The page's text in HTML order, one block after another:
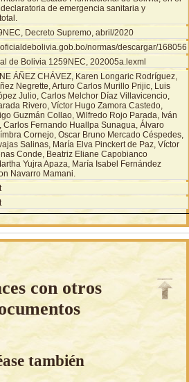
de emergencia sanitaria y
Decreto Supremo, abril/2020
normas/descargar/168056
de Bolivia 1259NEC, 202005a.lexml
ÁÑEZ CHÁVEZ, Karen Longaric Rodríguez,
Negrette, Arturo Carlos Murillo Prijic, Luis
Julio, Carlos Melchor Díaz Villavicencio,
Rivero, Víctor Hugo Zamora Castedo,
Guzmán Collao, Wilfredo Rojo Parada, Iván
Carlos Fernando Huallpa Sunagua, Álvaro
Cornejo, Oscar Bruno Mercado Céspedes,
Salinas, María Elva Pinckert de Paz, Víctor
Conde, Beatriz Eliane Capobianco
Yujra Apaza, María Isabel Fernández
Navarro Mamani.
con otros
también